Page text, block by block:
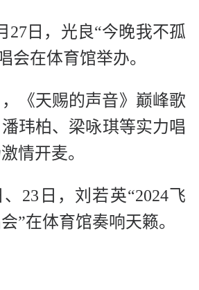
日，光良“今晚我不孤
会在体育馆举办。
《天赐的声音》巅峰歌
玮柏、梁咏琪等实力唱
情开麦。
23日，刘若英“2024飞
”在体育馆奏响天籁。